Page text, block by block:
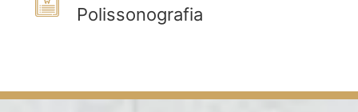
Polissonografia